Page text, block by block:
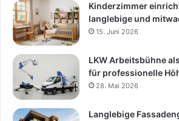
Kinderzimmer
langlebige und
15. Juni 2026
LKW Arbeitsbühne
für professionelle
28. Mai 2026
Langlebige